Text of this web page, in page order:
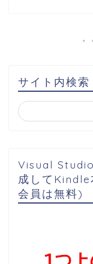
サイト内検索
Visual
成して
会員は無料)